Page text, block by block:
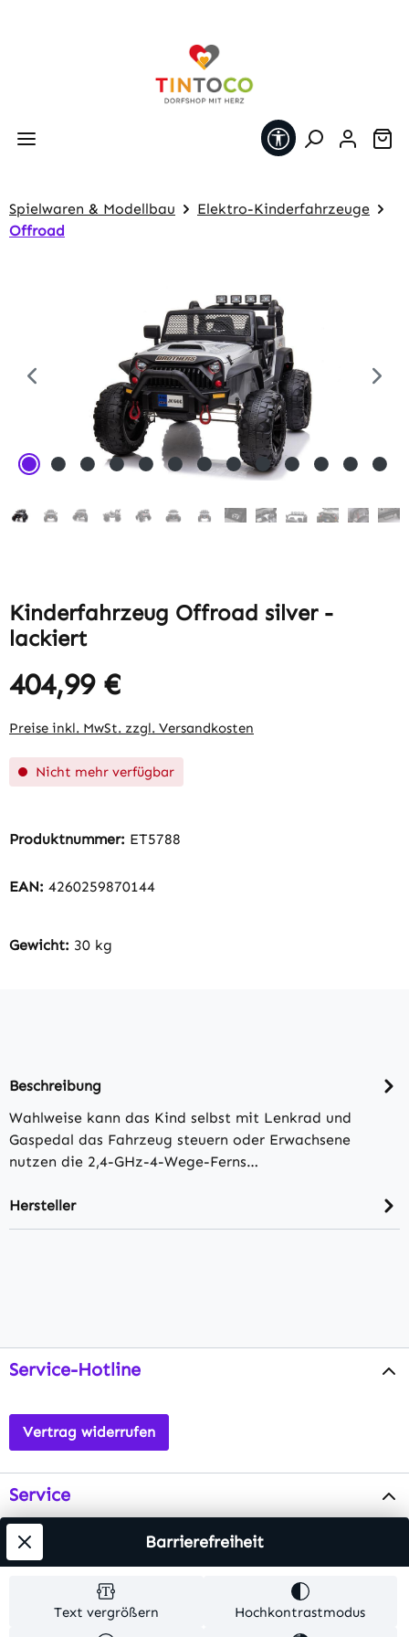
Werkzeugleiste
Spielwaren & Modellbau
Elektro-Kinderfahrzeuge
Offroad
Kinderfahrzeug Offroad silver -
lackiert
Regulärer Preis:
404,99 €
Preise inkl. MwSt. zzgl. Versandkosten
Nicht mehr verfügbar
Produktnummer: ET5788
EAN: 4260259870144
Gewicht: 30 kg
Beschreibung
Wahlweise kann das Kind selbst mit Lenkrad und
Gaspedal das Fahrzeug steuern oder Erwachsene
nutzen die 2,4-GHz-4-Wege-Ferns…
Hersteller
Service-Hotline
Vertrag widerrufen
Service
Info
Text vergrößern Hochkontrastmodus
Barrierefreiheit